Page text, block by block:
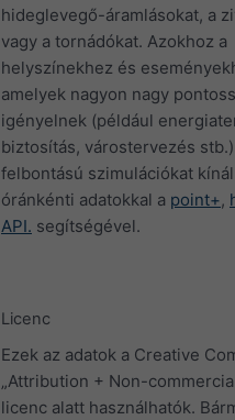
hideglevegő-áramlásokat, a
vagy a tornádókat. Azokhoz a
helyszínekhez és
amelyek nagyon nagy
igényelnek (például
biztosítás, várostervezés
felbontású szimulációkat
óránkénti adatokkal a point+,
API. segítségével.
Licenc
Ezek az adatok a Creative
„Attribution + Non-
licenc alatt használhatók.